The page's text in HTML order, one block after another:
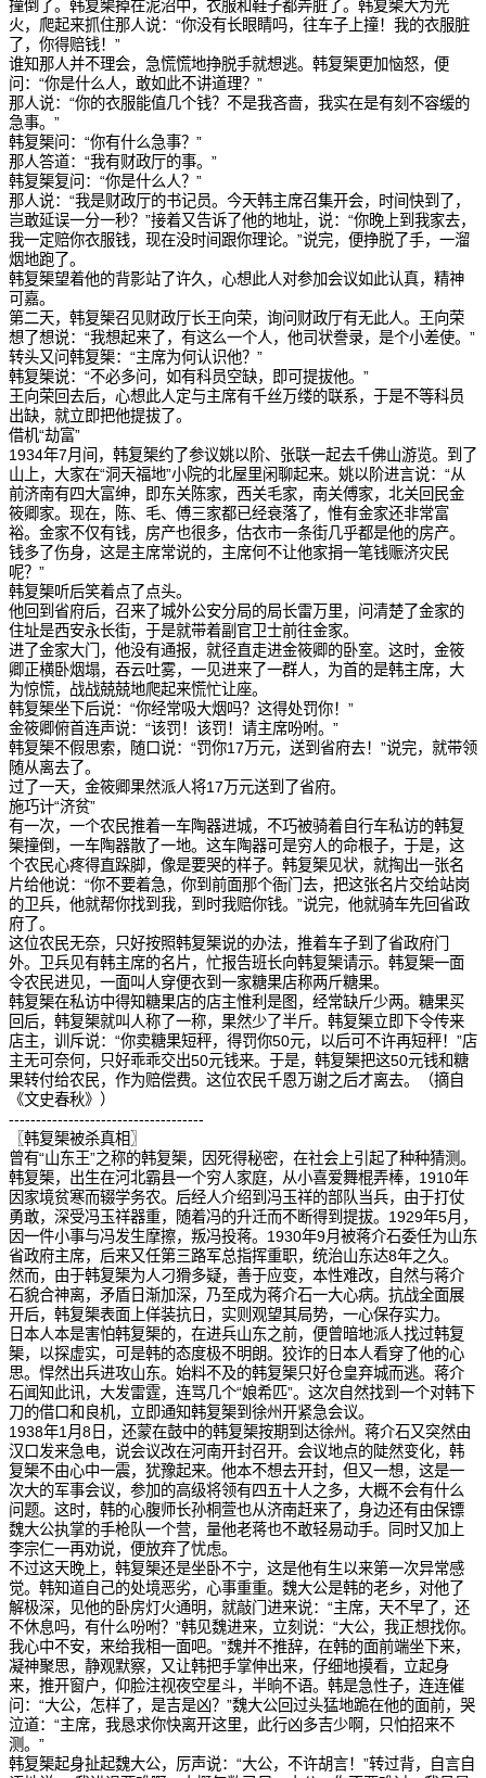
撞倒了。韩复榘掉在泥沼中，衣服和鞋子都弄脏了。韩复榘大为光
火，爬起来抓住那人说：“你没有长眼睛吗，往车子上撞！我的衣服脏
了，你得赔钱！”
谁知那人并不理会，急慌慌地挣脱手就想逃。韩复榘更加恼怒，便
问：“你是什么人，敢如此不讲道理？”
那人说：“你的衣服能值几个钱？不是我吝啬，我实在是有刻不容缓的
急事。”
韩复榘问：“你有什么急事？”
那人答道：“我有财政厅的事。”
韩复榘复问：“你是什么人？”
那人说：“我是财政厅的书记员。今天韩主席召集开会，时间快到了，
岂敢延误一分一秒？”接着又告诉了他的地址，说：“你晚上到我家去，
我一定赔你衣服钱，现在没时间跟你理论。”说完，便挣脱了手，一溜
烟地跑了。
韩复榘望着他的背影站了许久，心想此人对参加会议如此认真，精神
可嘉。
第二天，韩复榘召见财政厅长王向荣，询问财政厅有无此人。王向荣
想了想说：“我想起来了，有这么一个人，他司状誊录，是个小差使。”
转头又问韩复榘：“主席为何认识他？”
韩复榘说：“不必多问，如有科员空缺，即可提拔他。”
王向荣回去后，心想此人定与主席有千丝万缕的联系，于是不等科员
出缺，就立即把他提拔了。
借机“劫富”
1934年7月间，韩复榘约了参议姚以阶、张联一起去千佛山游览。到了
山上，大家在“洞天福地”小院的北屋里闲聊起来。姚以阶进言说：“从
前济南有四大富绅，即东关陈家，西关毛家，南关傅家，北关回民金
筱卿家。现在，陈、毛、傅三家都已经衰落了，惟有金家还非常富
裕。金家不仅有钱，房产也很多，估衣市一条街几乎都是他的房产。
钱多了伤身，这是主席常说的，主席何不让他家捐一笔钱赈济灾民
呢？”
韩复榘听后笑着点了点头。
他回到省府后，召来了城外公安分局的局长雷万里，问清楚了金家的
住址是西安永长街，于是就带着副官卫士前往金家。
进了金家大门，他没有通报，就径直走进金筱卿的卧室。这时，金筱
卿正横卧烟塌，吞云吐雾，一见进来了一群人，为首的是韩主席，大
为惊慌，战战兢兢地爬起来慌忙让座。
韩复榘坐下后说：“你经常吸大烟吗？这得处罚你！”
金筱卿俯首连声说：“该罚！该罚！请主席吩咐。”
韩复榘不假思索，随口说：“罚你17万元，送到省府去！”说完，就带领
随从离去了。
过了一天，金筱卿果然派人将17万元送到了省府。
施巧计“济贫”
有一次，一个农民推着一车陶器进城，不巧被骑着自行车私访的韩复
榘撞倒，一车陶器散了一地。这车陶器可是穷人的命根子，于是，这
个农民心疼得直跺脚，像是要哭的样子。韩复榘见状，就掏出一张名
片给他说：“你不要着急，你到前面那个衙门去，把这张名片交给站岗
的卫兵，他就帮你找到我，到时我赔你钱。”说完，他就骑车先回省政
府了。
这位农民无奈，只好按照韩复榘说的办法，推着车子到了省政府门
外。卫兵见有韩主席的名片，忙报告班长向韩复榘请示。韩复榘一面
令农民进见，一面叫人穿便衣到一家糖果店称两斤糖果。
韩复榘在私访中得知糖果店的店主惟利是图，经常缺斤少两。糖果买
回后，韩复榘就叫人称了一称，果然少了半斤。韩复榘立即下令传来
店主，训斥说：“你卖糖果短秤，得罚你50元，以后可不许再短秤！”店
主无可奈何，只好乖乖交出50元钱来。于是，韩复榘把这50元钱和糖
果转付给农民，作为赔偿费。这位农民千恩万谢之后才离去。（摘自
《文史春秋》）
------------------------------------
〖韩复榘被杀真相〗
曾有“山东王”之称的韩复榘，因死得秘密，在社会上引起了种种猜测。
韩复榘，出生在河北霸县一个穷人家庭，从小喜爱舞棍弄棒，1910年
因家境贫寒而辍学务农。后经人介绍到冯玉祥的部队当兵，由于打仗
勇敢，深受冯玉祥器重，随着冯的升迁而不断得到提拔。1929年5月，
因一件小事与冯发生摩擦，叛冯投蒋。1930年9月被蒋介石委任为山东
省政府主席，后来又任第三路军总指挥重职，统治山东达8年之久。
然而，由于韩复榘为人刁猾多疑，善于应变，本性难改，自然与蒋介
石貌合神离，矛盾日渐加深，乃至成为蒋介石一大心病。抗战全面展
开后，韩复榘表面上佯装抗日，实则观望其局势，一心保存实力。
日本人本是害怕韩复榘的，在进兵山东之前，便曾暗地派人找过韩复
榘，以探虚实，可是韩的态度极不明朗。狡诈的日本人看穿了他的心
思。悍然出兵进攻山东。始料不及的韩复榘只好仓皇弃城而逃。蒋介
石闻知此讯，大发雷霆，连骂几个“娘希匹”。这次自然找到一个对韩下
刀的借口和良机，立即通知韩复榘到徐州开紧急会议。
1938年1月8日，还蒙在鼓中的韩复榘按期到达徐州。蒋介石又突然由
汉口发来急电，说会议改在河南开封召开。会议地点的陡然变化，韩
复榘不由心中一震，犹豫起来。他本不想去开封，但又一想，这是一
次大的军事会议，参加的高级将领有四五十人之多，大概不会有什么
问题。这时，韩的心腹师长孙桐萱也从济南赶来了，身边还有由保镖
魏大公执掌的手枪队一个营，量他老蒋也不敢轻易动手。同时又加上
李宗仁一再劝说，便放弃了忧虑。
不过这天晚上，韩复榘还是坐卧不宁，这是他有生以来第一次异常感
觉。韩知道自己的处境恶劣，心事重重。魏大公是韩的老乡，对他了
解极深，见他的卧房灯火通明，就敲门进来说：“主席，天不早了，还
不休息吗，有什么吩咐？”韩见魏进来，立刻说：“大公，我正想找你。
我心中不安，来给我相一面吧。”魏并不推辞，在韩的面前端坐下来，
凝神聚思，静观默察，又让韩把手掌伸出来，仔细地摸看，立起身
来，推开窗户，仰脸注视夜空星斗，半晌不语。韩是急性子，连连催
问：“大公，怎样了，是吉是凶？”魏大公回过头猛地跪在他的面前，哭
泣道：“主席，我恳求你快离开这里，此行凶多吉少啊，只怕招来不
测。”
韩复榘起身扯起魏大公，厉声说：“大公，不许胡言！”转过背，自言自